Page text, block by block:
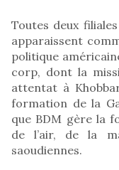
Toutes deux
apparaissent
politique
corp, dont la
attentat à
formation de la
que BDM gère la
de l’air, de la
saoudiennes.